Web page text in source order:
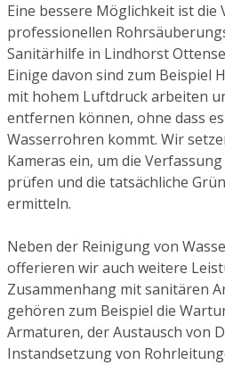
Eine bessere Möglichkeit ist die
professionellen
Sanitärhilfe in Lindhorst
Einige davon sind zum Beispiel
mit hohem Luftdruck arbeiten
entfernen können, ohne dass
Wasserrohren kommt. Wir
Kameras ein, um die
prüfen und die tatsächliche
ermitteln.
Neben der Reinigung von
offerieren wir auch weitere
Zusammenhang mit sanitären
gehören zum Beispiel die
Armaturen, der Austausch von
Instandsetzung von